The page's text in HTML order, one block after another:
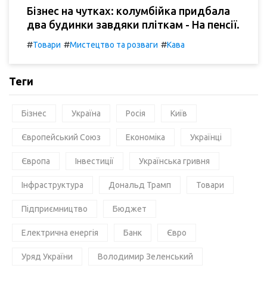
Бізнес на чутках: колумбійка придбала
два будинки завдяки пліткам - На пенсії.
#Товари #Мистецтво та розваги #Кава
Теги
Бізнес Україна Росія Київ
Європейський Союз Економіка Українці
Європа Інвестиції Українська гривня
Інфраструктура Дональд Трамп Товари
Підприємництво Бюджет
Електрична енергія Банк Євро
Уряд України Володимир Зеленський